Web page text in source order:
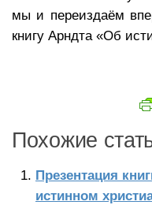
мы и переиздаём
книгу Арндта «Об
Похожие
Презентация
истинном